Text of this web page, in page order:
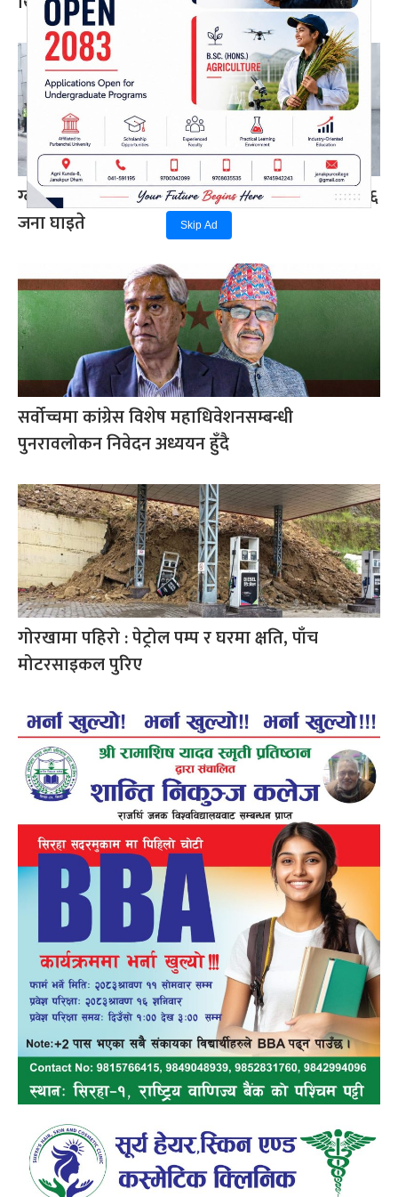
Skip Ad
ग्वार्को फ्लाईओभरमा बस दुर्घटना : एक महिलाको मृत्यु, ६
जना घाइते
सर्वोच्चमा कांग्रेस विशेष महाधिवेशनसम्बन्धी
पुनरावलोकन निवेदन अध्ययन हुँदै
गोरखामा पहिरो : पेट्रोल पम्प र घरमा क्षति, पाँच
मोटरसाइकल पुरिए